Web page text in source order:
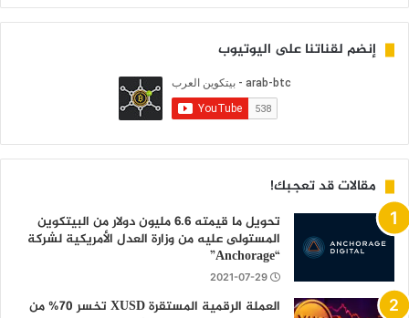
إنضم لقناتنا على اليوتيوب
مقالات قد تعجبك!
تحويل ما قيمته 6.6 مليون دولار من البيتكوين
المستولى عليه من وزارة العدل الأمريكية لشركة
“Anchorage”
2021-07-29
العملة الرقمية المستقرة XUSD تخسر 70% من